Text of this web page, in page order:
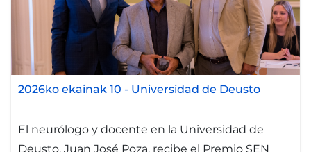
2026ko ekainak 10 - Universidad de Deusto
El neurólogo y docente en la Universidad de
Deusto, Juan José Poza, recibe el Premio SEN